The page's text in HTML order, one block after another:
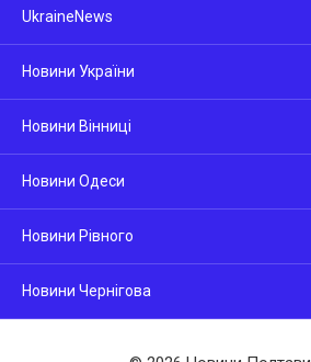
UkraineNews
Новини України
Новини Вінниці
Новини Одеси
Новини Рівного
Новини Чернігова